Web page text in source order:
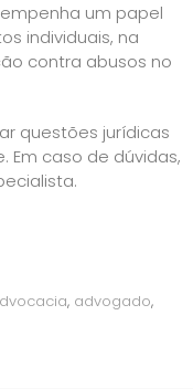
um papel
individuais, na
contra abusos no
questões jurídicas
caso de dúvidas,
, advogado,